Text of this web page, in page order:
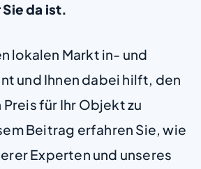
da ist.
lokalen Markt in- und
und Ihnen dabei hilft, den
für Ihr Objekt zu
Beitrag erfahren Sie, wie
Experten und unseres